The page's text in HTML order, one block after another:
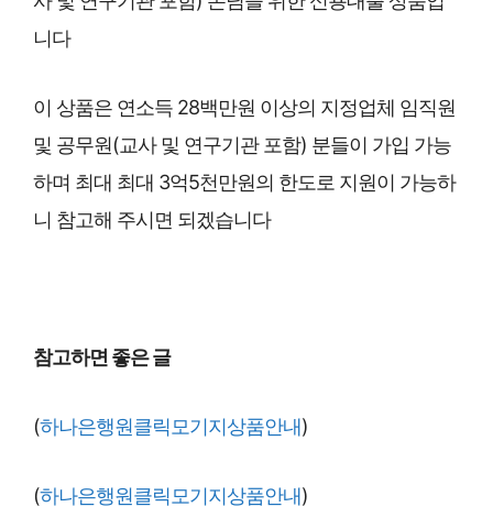
니다
이 상품은 연소득 28백만원 이상의 지정업체 임직원
및 공무원(교사 및 연구기관 포함) 분들이 가입 가능
하며 최대 최대 3억5천만원의 한도로 지원이 가능하
니 참고해 주시면 되겠습니다
참고하면 좋은 글
(하나은행원클릭모기지상품안내)
(하나은행원클릭모기지상품안내)